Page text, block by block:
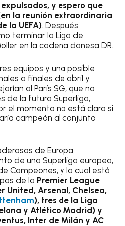
y espero que
la reunión extraordinaria
la UEFA). Después
terminar la Liga de
en la cadena danesa DR.
equipos y una posible
a finales de abril y
al París SG, que no
de la futura Superliga,
el momento no está claro si
campeón al conjunto
de Europa
de una Superliga europea,
Campeones, y la cual está
de la Premier League
United, Arsenal, Chelsea,
), tres de la Liga
y Atlético Madrid) y
Inter de Milán y AC